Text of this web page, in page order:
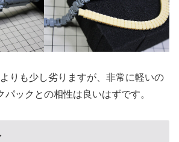
りも少し劣りますが、非常に軽いの
パックとの相性は良いはずです。